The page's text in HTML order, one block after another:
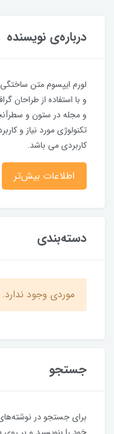
درباره‌ی نویسنده
لورم ایپسوم متن
و با استفاده از طراحان
و مجله در ستون و
تکنولوژی مورد نیاز و
کاربردی می باشد.
اطلاعات بیش‌تر
دسته‌بندی
موردی وجود ندارد.
جستجو
برای جستجو در